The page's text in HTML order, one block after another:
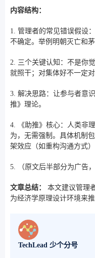
内容结构：
1. 管理者的常见错误假设
不确定。举例明朝灭亡和茅
2. 三个关键认知：不是你
就照干；对集体好不一定对
3. 解决思路：让参与者意
推》理论。
4. 《助推》核心：人类非
为，无需强制。具体机制
架效应（如重构沟通方式
5. （原文后半部分为广告，
文章总结：
本文建议管理
为经济学原理设计环境来
TechLead 少个分号